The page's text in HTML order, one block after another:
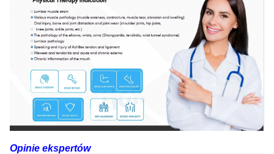
Opinie ekspertów